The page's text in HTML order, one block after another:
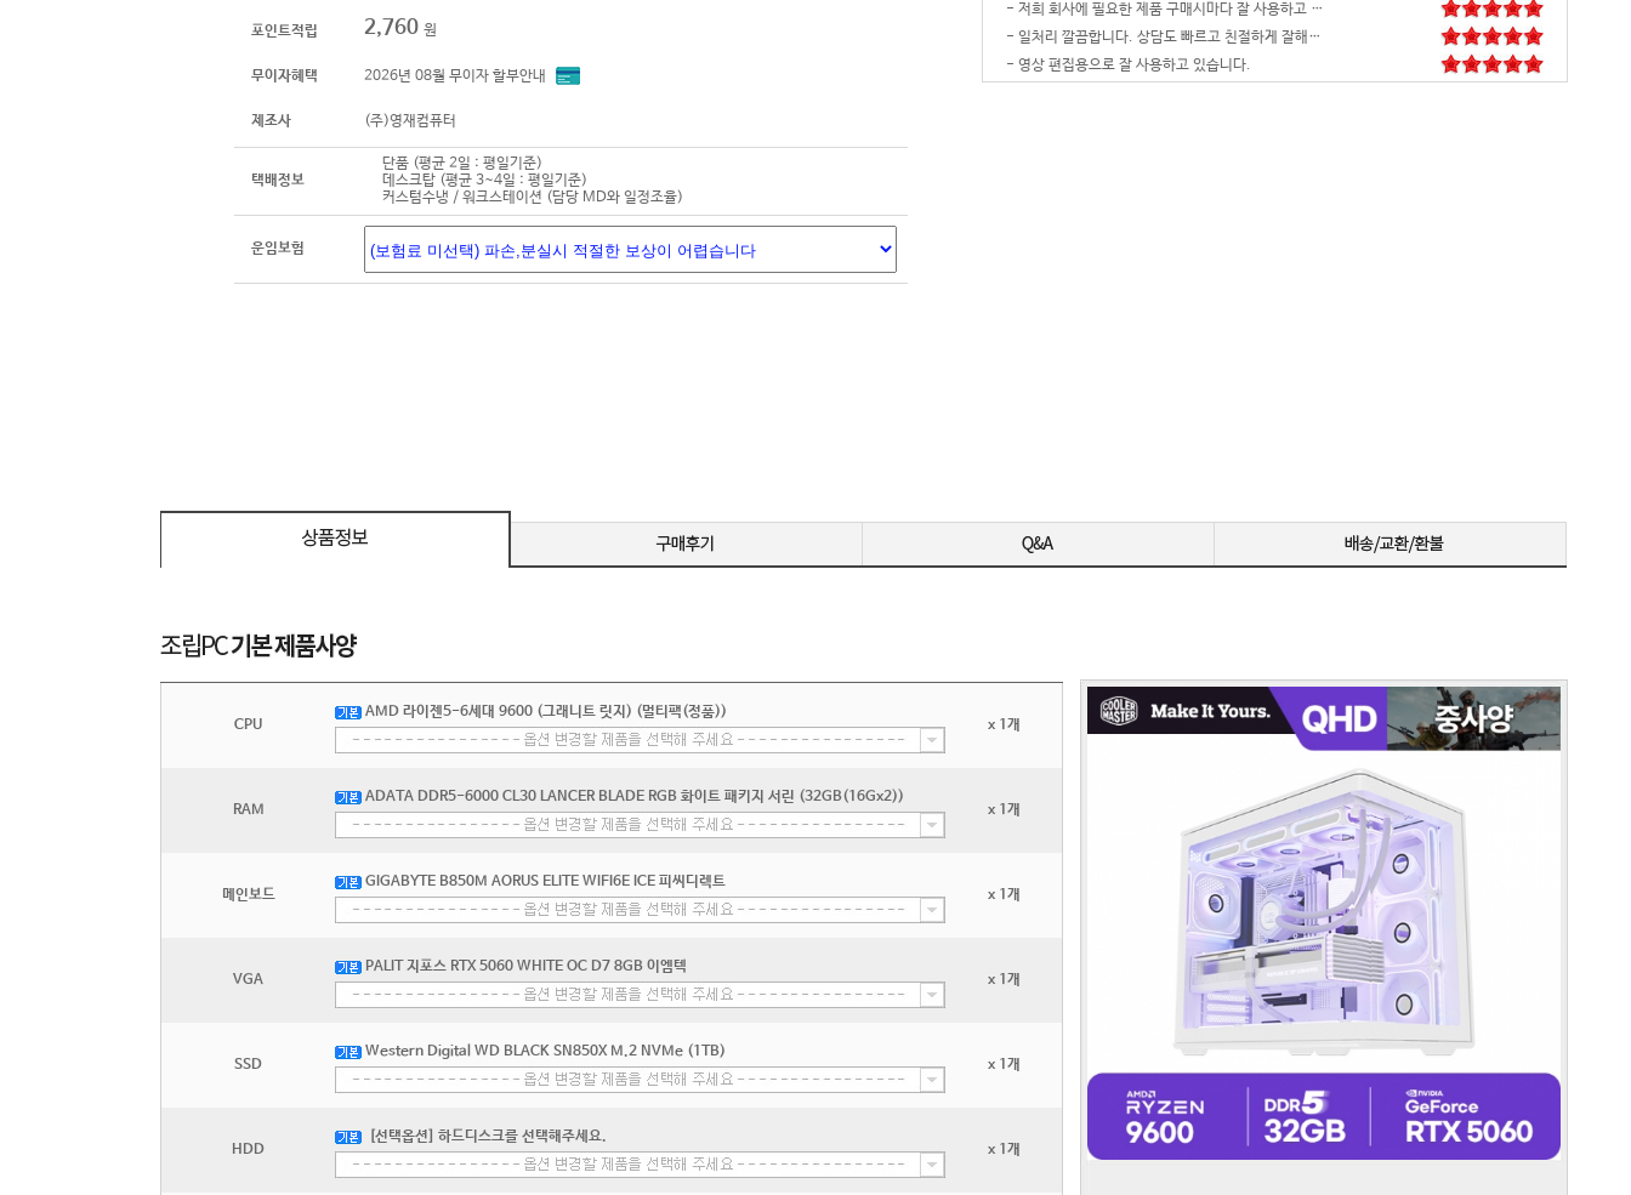
포인트적립 2,760 원
무이자혜택 2026년 08월 무이자 할부안내
제조사 (주)영재컴퓨터
택배정보
단품 (평균 2일 : 평일기준)
데스크탑 (평균 3~4일 : 평일기준)
커스텀수냉 / 워크스테이션 (담당 MD와 일정조율)
운임보험
-
배송,포장 완벽하고 컴 잘 받았습니다.세팅후 컴퓨터 사양대로 잘 되네요. 감사합니다. 발열,소리 1도 없는거 실화임 ㅋㅋㅋ
-
영롱하고 아름답습니다. 타건감도 좋습니다. 미스터리 박스랑 마우스만 사면 돼겠네요
-
CPU
AMD 라이젠5-6세대 9600 (그래니트 릿지) (멀티팩(정품))
x 1개
RAM
ADATA DDR5-6000 CL30 LANCER BLADE RGB 화이트 패키지 서린 (32GB(16Gx2))
x 1개
메인보드
GIGABYTE B850M AORUS ELITE WIFI6E ICE 피씨디렉트
x 1개
VGA
PALIT 지포스 RTX 5060 WHITE OC D7 8GB 이엠텍
x 1개
SSD
Western Digital WD BLACK SN850X M.2 NVMe (1TB)
x 1개
HDD
[선택옵션] 하드디스크를 선택해주세요.
x 1개